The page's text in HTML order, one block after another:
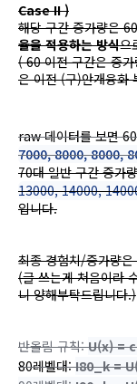
Case II )
해당 구간 증가량은
율을 적용하는 방식으
( 60 이전 구간은 증
은 이전 (구)안개융화
raw 데이터를 보면
7000, 8000, 8000,
70대 일반 구간 증가
13000, 14000,
입니다.
최종 경험치/증가량은
(글 쓰는게 처음이라
니 양해부탁드립니다.)
반올림 규칙:U(x) =
80레벨대:I80_k =